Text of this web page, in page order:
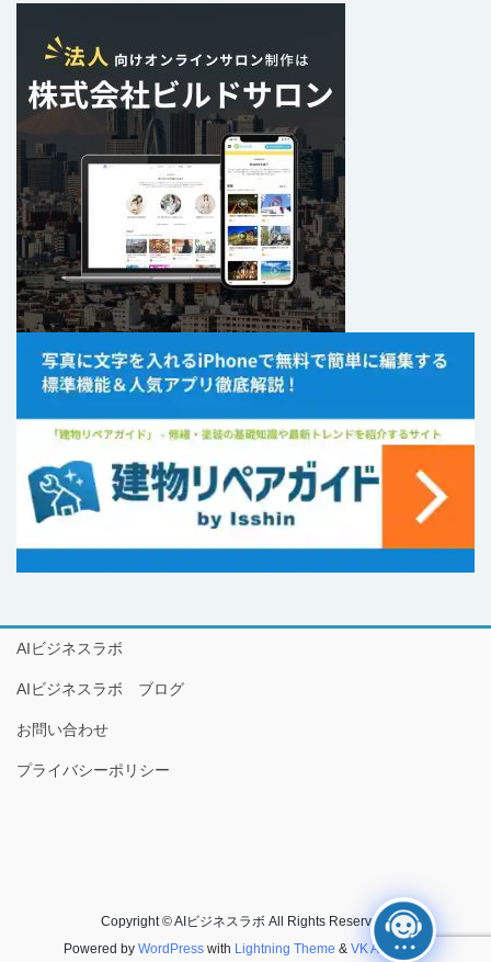
AIビジネスラボ
AIビジネスラボ ブログ
お問い合わせ
プライバシーポリシー
Copyright © AIビジネスラボ All Rights Reserved.
Powered by WordPresswith Lightning Theme & VK All in One